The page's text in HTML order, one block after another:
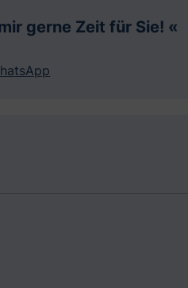
gerne Zeit für Sie! «